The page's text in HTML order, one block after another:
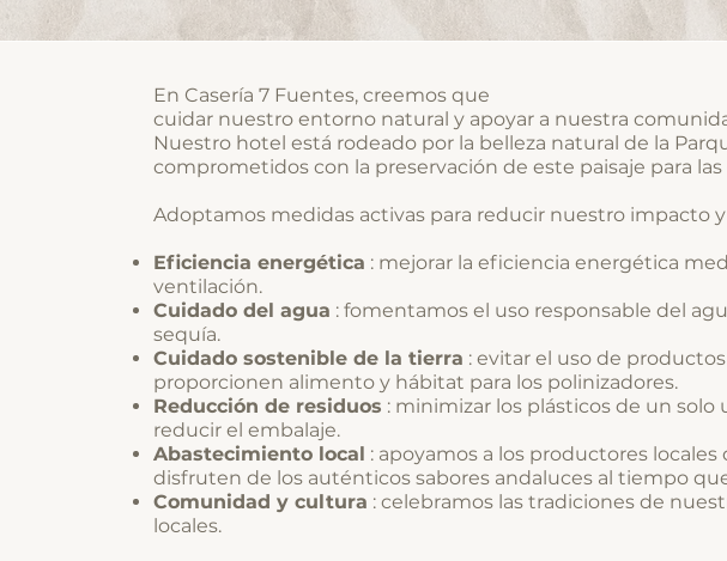
En Casería 7 Fuentes, creemos que
cuidar nuestro entorno natural y apoyar a nuestra
Nuestro hotel está rodeado por la belleza natural de la
comprometidos con la preservación de este paisaje para
Adoptamos medidas activas para reducir nuestro impacto
Eficiencia energética : mejorar la eficiencia energética
ventilación.
Cuidado del agua : fomentamos el uso responsable del
sequía.
Cuidado sostenible de la tierra : evitar el uso de
proporcionen alimento y hábitat para los polinizadores.
Reducción de residuos : minimizar los plásticos de un solo
reducir el embalaje.
Abastecimiento local : apoyamos a los productores
disfruten de los auténticos sabores andaluces al tiempo
Comunidad y cultura : celebramos las tradiciones de
locales.